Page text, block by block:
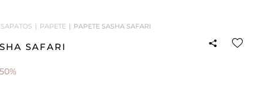
SAPATOS PAPETE PAPETE SASHA SAFARI
SAFARI